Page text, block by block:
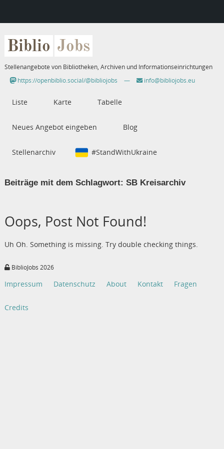
Biblio Jobs
Stellenangebote von Bibliotheken, Archiven und Informationseinrichtungen
https://openbiblio.social/@bibliojobs
— info@bibliojobs.eu
Liste Karte Tabelle
Neues Angebot eingeben Blog
Stellenarchiv #StandWithUkraine
Beiträge mit dem Schlagwort: SB Kreisarchiv
Oops, Post Not Found!
Uh Oh. Something is missing. Try double checking things.
BiblioJobs 2026
Impressum Datenschutz About Kontakt Fragen
Credits